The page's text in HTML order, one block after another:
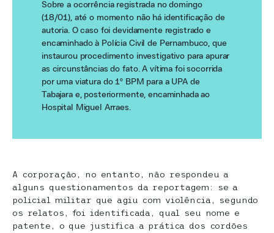
Sobre a ocorrência registrada no domingo
(18/01), até o momento não há identificação de
autoria. O caso foi devidamente registrado e
encaminhado à Polícia Civil de Pernambuco, que
instaurou procedimento investigativo para apurar
as circunstâncias do fato. A vítima foi socorrida
por uma viatura do 1º BPM para a UPA de
Tabajara e, posteriormente, encaminhada ao
Hospital Miguel Arraes.
A corporação, no entanto, não respondeu a
alguns questionamentos da reportagem: se a
policial militar que agiu com violência, segundo
os relatos, foi identificada, qual seu nome e
patente, o que justifica a prática dos cordões